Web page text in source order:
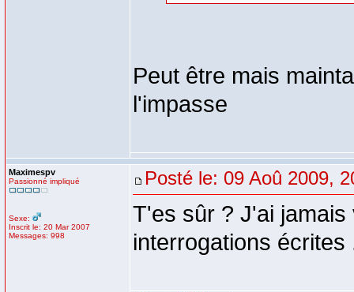
Peut être mais
l'impasse
Maximespv
Passionné impliqué
Sexe:
Inscrit le: 20 Mar 2007
Messages: 998
Posté le: 09 Aoû 2009,
T'es sûr ? J'ai
interrogations écrites